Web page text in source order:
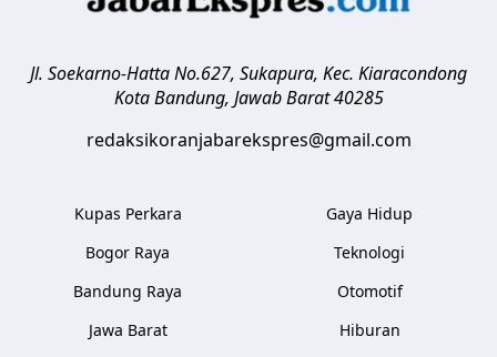
Jl. Soekarno-Hatta No.627, Sukapura, Kec. Kiaracondong
Kota Bandung, Jawab Barat 40285
redaksikoranjabarekspres@gmail.com
Kupas Perkara
Bogor Raya
Bandung Raya
Jawa Barat
Gaya Hidup
Teknologi
Otomotif
Hiburan